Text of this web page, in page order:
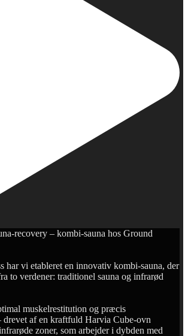
recovery – kombi-sauna hos Ground
har vi etableret en innovativ kombi-sauna, der
to verdener: traditionel sauna og infrarød
muskelrestitution og præcis
drevet af en kraftfuld Harvia Cube-ovn
zoner, som arbejder i dybden med